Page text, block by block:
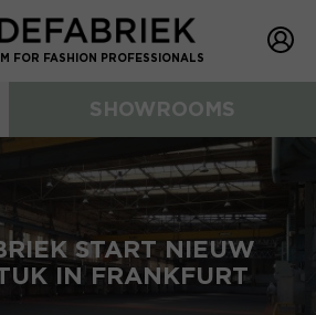
FOR FASHION PROFESSIONALS
SHOWROOMS
START NIEUW
IN FRANKFURT